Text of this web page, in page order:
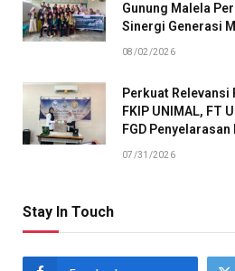
Gunung Malela
Sinergi Generasi
08/02/2026
Perkuat
FKIP UNIMAL, FT
FGD
07/31/2026
Stay In Touch